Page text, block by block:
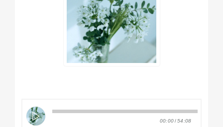
00:00/54:08